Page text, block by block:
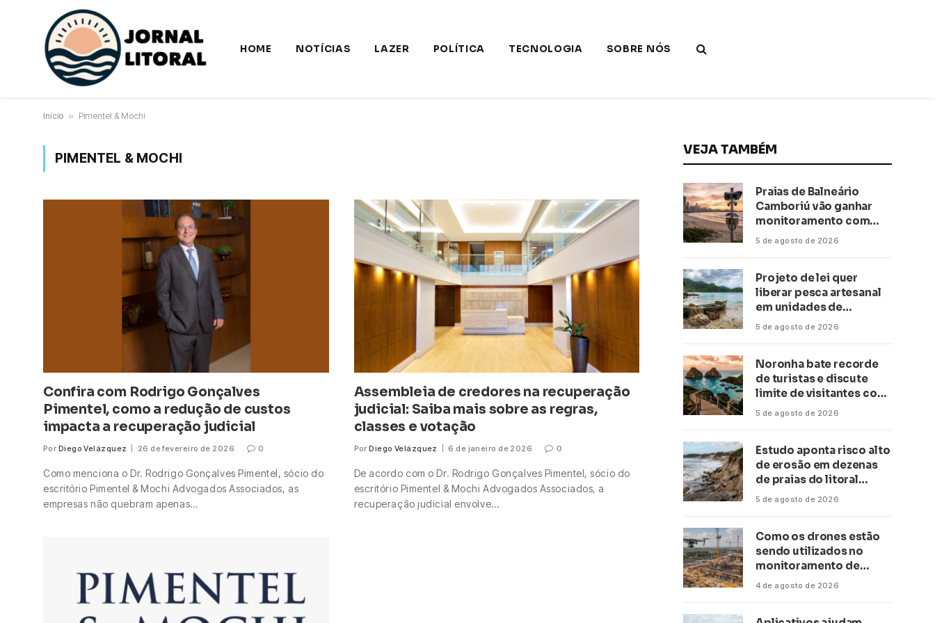
HOME NOTÍCIAS LAZER POLÍTICA TECNOLOGIA SOBRE NÓS
Início » Pimentel & Mochi
PIMENTEL & MOCHI
Confira com Rodrigo Gonçalves
Pimentel, como a redução de custos
impacta a recuperação judicial
Por Diego Velázquez 26 de fevereiro de 2026 0
Como menciona o Dr. Rodrigo Gonçalves Pimentel, sócio do
escritório Pimentel & Mochi Advogados Associados, as
empresas não quebram apenas…
Assembleia de credores na recuperação
judicial: Saiba mais sobre as regras,
classes e votação
Por Diego Velázquez 6 de janeiro de 2026 0
De acordo com o Dr. Rodrigo Gonçalves Pimentel, sócio do
escritório Pimentel & Mochi Advogados Associados, a
recuperação judicial envolve…
VEJA TAMBÉM
Praias de Balneário
Camboriú vão ganhar
monitoramento com
inteligência artificial
5 de agosto de 2026
Projeto de lei quer
liberar pesca artesanal
em unidades de
conservação
5 de agosto de 2026
Noronha bate recorde
de turistas e discute
limite de visitantes com
a Anac
5 de agosto de 2026
Estudo aponta risco alto
de erosão em dezenas
de praias do litoral
paulista
5 de agosto de 2026
Como os drones estão
sendo utilizados no
monitoramento de
obras de grande porte?
4 de agosto de 2026